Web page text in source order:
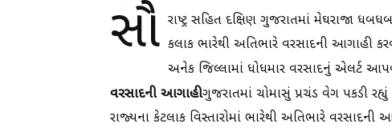
સૌ રાષ્ટ્ર સહિત દક્ષિણ ગુજરાતમાં મેઘરાજા
કલાક ભારેથી અતિભારે વરસાદની આગાહી
અનેક જિલ્લામાં ધોધમાર વરસાદનું એલર્ટ
વરસાદની આગાહીગુજરાતમાં ચોમાસું પ્રચંડ વેગ પકડી
રાજ્યના કેટલાક વિસ્તારોમાં ભારેથી અતિભારે